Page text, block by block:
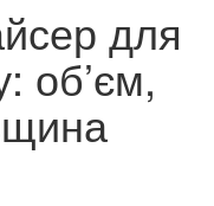
для
об’єм,